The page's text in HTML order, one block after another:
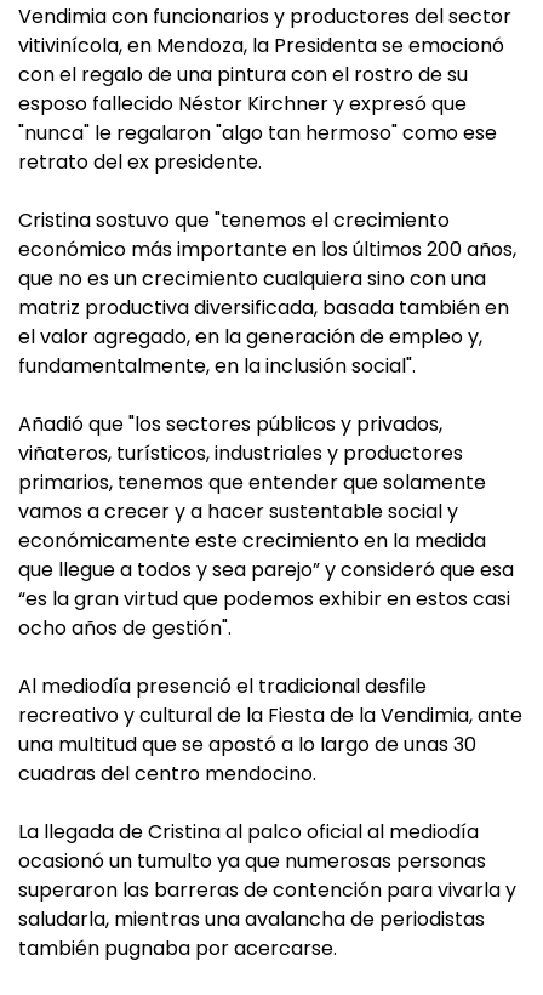
Vendimia con funcionarios y productores del sector
vitivinícola, en Mendoza, la Presidenta se emocionó
con el regalo de una pintura con el rostro de su
esposo fallecido Néstor Kirchner y expresó que
"nunca" le regalaron "algo tan hermoso" como ese
retrato del ex presidente.
Cristina sostuvo que "tenemos el crecimiento
económico más importante en los últimos 200 años,
que no es un crecimiento cualquiera sino con una
matriz productiva diversificada, basada también en
el valor agregado, en la generación de empleo y,
fundamentalmente, en la inclusión social".
Añadió que "los sectores públicos y privados,
viñateros, turísticos, industriales y productores
primarios, tenemos que entender que solamente
vamos a crecer y a hacer sustentable social y
económicamente este crecimiento en la medida
que llegue a todos y sea parejo” y consideró que esa
“es la gran virtud que podemos exhibir en estos casi
ocho años de gestión".
Al mediodía presenció el tradicional desfile
recreativo y cultural de la Fiesta de la Vendimia, ante
una multitud que se apostó a lo largo de unas 30
cuadras del centro mendocino.
La llegada de Cristina al palco oficial al mediodía
ocasionó un tumulto ya que numerosas personas
superaron las barreras de contención para vivarla y
saludarla, mientras una avalancha de periodistas
también pugnaba por acercarse.